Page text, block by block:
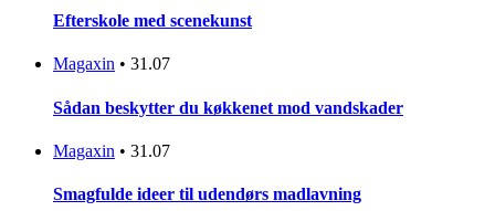
Efterskole med scenekunst
Magaxin • 31.07
Sådan beskytter du køkkenet mod vandskader
Magaxin • 31.07
Smagfulde ideer til udendørs madlavning